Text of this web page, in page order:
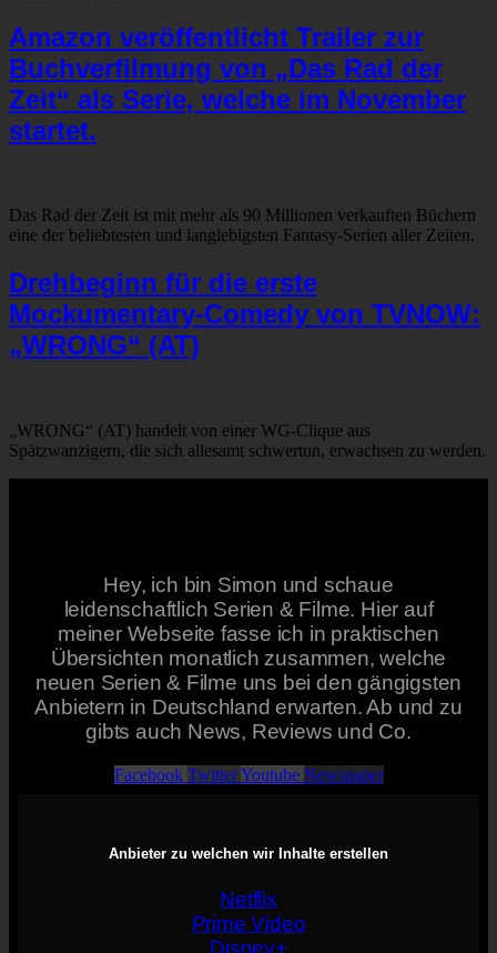
Amazon veröffentlicht Trailer zur
Buchverfilmung von „Das Rad der
Zeit“ als Serie, welche im November
startet.
Das Rad der Zeit ist mit mehr als 90 Millionen verkauften Büchern
eine der beliebtesten und langlebigsten Fantasy-Serien aller Zeiten.
Drehbeginn für die erste
Mockumentary-Comedy von TVNOW:
„WRONG“ (AT)
„WRONG“ (AT) handelt von einer WG-Clique aus
Spätzwanzigern, die sich allesamt schwertun, erwachsen zu werden.
Hey, ich bin Simon und schaue
leidenschaftlich Serien & Filme. Hier auf
meiner Webseite fasse ich in praktischen
Übersichten monatlich zusammen, welche
neuen Serien & Filme uns bei den gängigsten
Anbietern in Deutschland erwarten. Ab und zu
gibts auch News, Reviews und Co.
Facebook Twitter Youtube Newspaper
Anbieter zu welchen wir Inhalte erstellen
Netflix
Prime Video
Disney+